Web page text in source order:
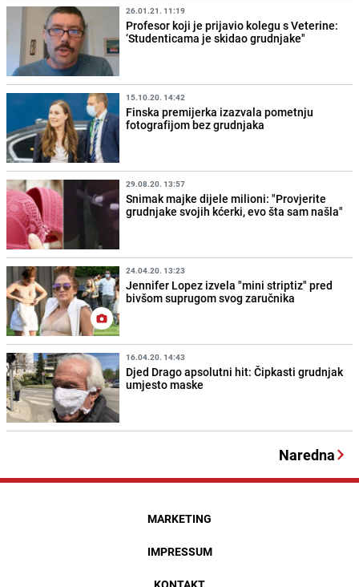
26.01.21. 11:19
Profesor koji je prijavio kolegu s Veterine:
‘Studenticama je skidao grudnjake"
15.10.20. 14:42
Finska premijerka izazvala pometnju
fotografijom bez grudnjaka
29.08.20. 13:57
Snimak majke dijele milioni: "Provjerite
grudnjake svojih kćerki, evo šta sam našla"
24.04.20. 13:23
Jennifer Lopez izvela "mini striptiz" pred
bivšom suprugom svog zaručnika
16.04.20. 14:43
Djed Drago apsolutni hit: Čipkasti grudnjak
umjesto maske
Naredna
MARKETING
IMPRESSUM